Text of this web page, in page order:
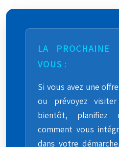
LA PROCHAINE
VOUS :
Si vous avez une
ou prévoyez
bientôt, planifiez
comment vous
dans votre